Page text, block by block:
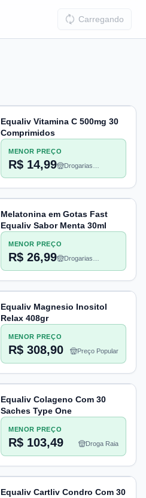
Carregando
Equaliv Vitamina C 500mg 30
Comprimidos
MENOR PREÇO
R$ 14,99
Drogarias
Melatonina em Gotas Fast
Equaliv Sabor Menta 30ml
MENOR PREÇO
R$ 26,99
Drogarias
Equaliv Magnesio Inositol
Relax 408gr
MENOR PREÇO
R$ 308,90 Preço Popular
Equaliv Colageno Com 30
Saches Type One
MENOR PREÇO
R$ 103,49 Droga Raia
Equaliv Cartliv Condro Com 30